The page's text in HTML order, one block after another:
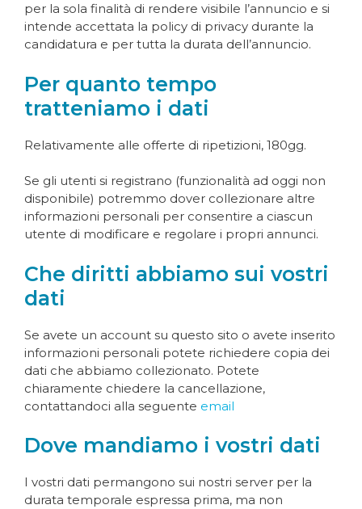
per la sola finalità di rendere visibile l’annuncio e si
intende accettata la policy di privacy durante la
candidatura e per tutta la durata dell’annuncio.
Per quanto tempo
tratteniamo i dati
Relativamente alle offerte di ripetizioni, 180gg.
Se gli utenti si registrano (funzionalità ad oggi non
disponibile) potremmo dover collezionare altre
informazioni personali per consentire a ciascun
utente di modificare e regolare i propri annunci.
Che diritti abbiamo sui vostri
dati
Se avete un account su questo sito o avete inserito
informazioni personali potete richiedere copia dei
dati che abbiamo collezionato. Potete
chiaramente chiedere la cancellazione,
contattandoci alla seguente email
Dove mandiamo i vostri dati
I vostri dati permangono sui nostri server per la
durata temporale espressa prima, ma non